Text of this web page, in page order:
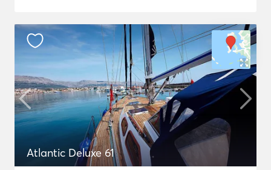
Atlantic Deluxe 61